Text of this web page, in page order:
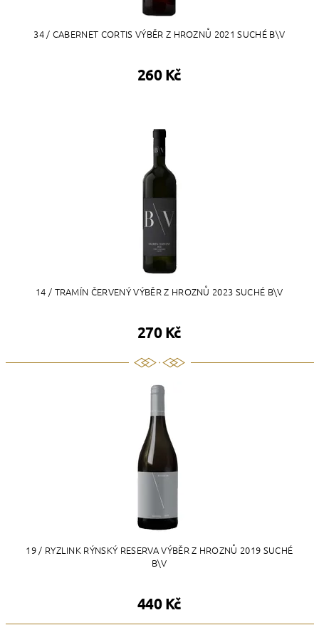
34 / CABERNET CORTIS VÝBĚR Z HROZNŮ 2021 SUCHÉ B\V
260 Kč
14 / TRAMÍN ČERVENÝ VÝBĚR Z HROZNŮ 2023 SUCHÉ B\V
270 Kč
19 / RYZLINK RÝNSKÝ RESERVA VÝBĚR Z HROZNŮ 2019 SUCHÉ
B\V
440 Kč